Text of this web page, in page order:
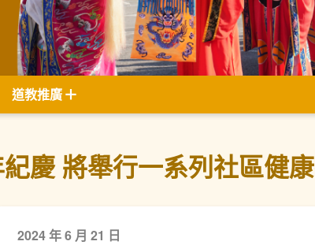
道教推廣
慶 將舉行一系列社區健
2024 年 6 月 21 日